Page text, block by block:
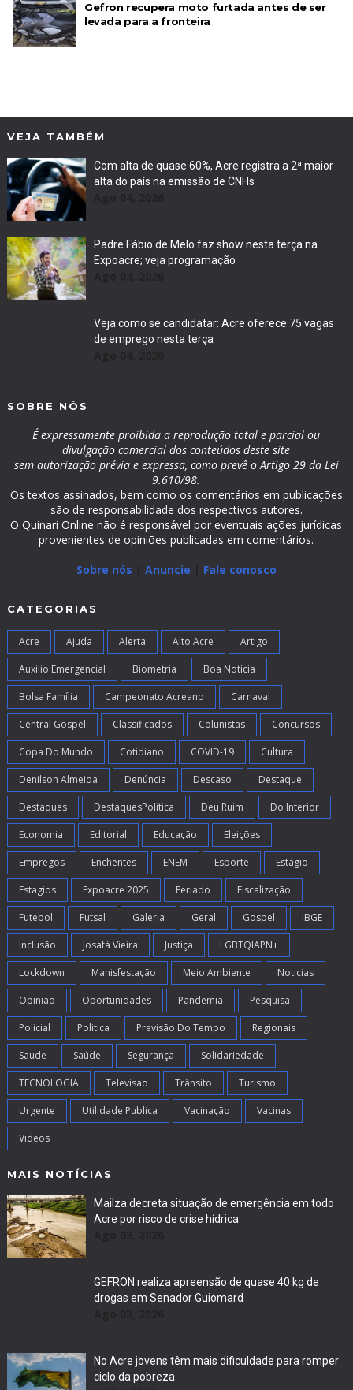
Gefron recupera moto furtada antes de ser
levada para a fronteira
VEJA TAMBÉM
Com alta de quase 60%, Acre registra a 2ª maior
alta do país na emissão de CNHs
Padre Fábio de Melo faz show nesta terça na
Expoacre; veja programação
Veja como se candidatar: Acre oferece 75 vagas
de emprego nesta terça
SOBRE NÓS
É expressamente proibida a reprodução total e parcial ou
divulgação comercial dos conteúdos deste site
sem autorização prévia e expressa, como prevê o Artigo 29 da Lei
9.610/98.
Os textos assinados, bem como os comentários em publicações
são de responsabilidade dos respectivos autores.
O Quinari Online não é responsável por eventuais ações jurídicas
provenientes de opiniões publicadas em comentários.
Sobre nós
Anuncie Fale conosco
CATEGORIAS
Acre Ajuda Alerta Alto Acre Artigo
Auxilio Emergencial Biometria Boa Notícia
Bolsa Família Campeonato Acreano Carnaval
Central Gospel Classificados Colunistas Concursos
Copa Do Mundo Cotidiano COVID-19 Cultura
Denilson Almeida Denúncia Descaso Destaque
Destaques DestaquesPolitica Deu Ruim Do Interior
Economia Editorial Educação Eleições
Empregos Enchentes ENEM Esporte Estágio
Estagios Expoacre 2025 Feriado Fiscalização
Futebol Futsal Galeria Geral Gospel IBGE
Inclusão Josafá Vieira Justiça LGBTQIAPN+
Lockdown Manisfestação Meio Ambiente Noticias
Opiniao Oportunidades Pandemia Pesquisa
Policial Politica Previsão Do Tempo Regionais
Saude Saúde Segurança Solidariedade
TECNOLOGIA Televisao Trânsito Turismo
Urgente Utilidade Publica Vacinação Vacinas
Videos
MAIS NOTÍCIAS
Mailza decreta situação de emergência em todo
Acre por risco de crise hídrica
GEFRON realiza apreensão de quase 40 kg de
drogas em Senador Guiomard
No Acre jovens têm mais dificuldade para romper
ciclo da pobreza